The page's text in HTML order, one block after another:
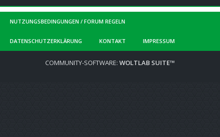
NUTZUNGSBEDINGUNGEN / FORUM REGELN
DATENSCHUTZERKLÄRUNG KONTAKT IMPRESSUM
COMMUNITY-SOFTWARE: WOLTLAB SUITE™